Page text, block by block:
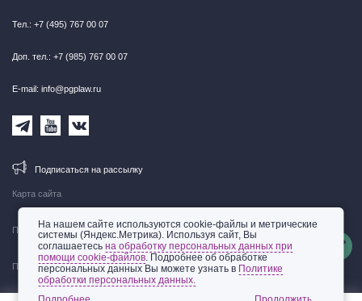
Карта сайта
Правовая информация
Политика обработки персональных данных
Тел.: +7 (495) 767 00 07
Доп. тел.: +7 (985) 767 00 07
E-mail: info@pgplaw.ru
Подписаться на рассылку
© 2002-2026 ООО «Пепеляев Групп»
На нашем сайте используются cookie-файлы и метрические
системы (Яндекс.Метрика). Используя сайт, Вы
соглашаетесьна обработку персональных данных при
помощи cookie-файлов. Подробнее об обработке
персональных данных Вы можете узнать в Политике
обработки персональных данных.